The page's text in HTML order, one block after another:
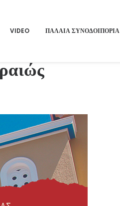
VIDEO ΠΑΛΑΙΑ ΣΥΝΟΔΟΙΠΟΡΙΑ